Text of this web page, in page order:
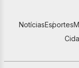
NotíciasEsportes